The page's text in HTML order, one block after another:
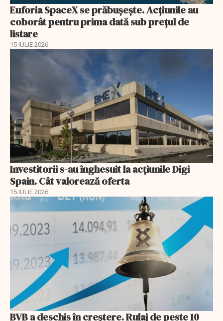
Euforia SpaceX se prăbușește. Acțiunile au
coborât pentru prima dată sub prețul de
listare
15 IULIE 2026
Investitorii s-au înghesuit la acțiunile Digi
Spain. Cât valorează oferta
15 IULIE 2026
BVB a deschis în creştere. Rulaj de peste 10